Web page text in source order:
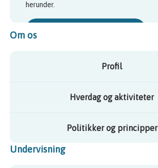
herunder.
Om os
Profil
Hverdag og aktiviteter
Politikker og principper
Undervisning